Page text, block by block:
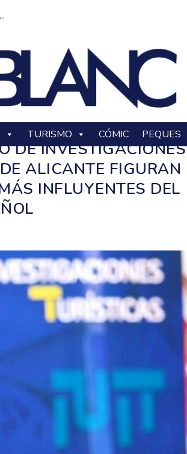
TURISMO CÓMIC PEQUES
DE INVESTIGACIONES
ALICANTE FIGURAN
INFLUYENTES DEL